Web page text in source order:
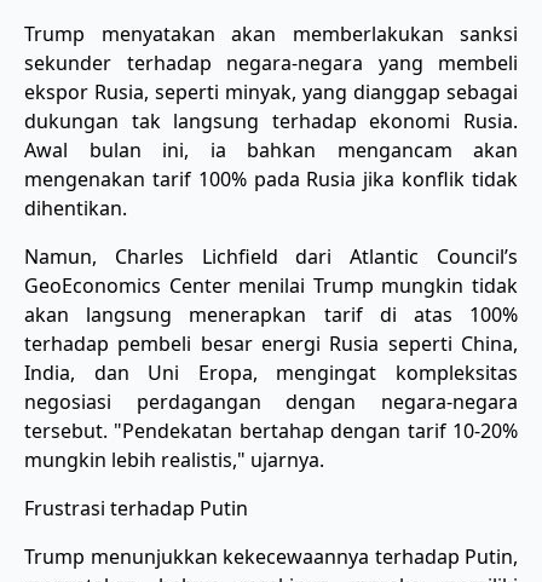
Trump menyatakan akan memberlakukan sanksi
sekunder terhadap negara-negara yang membeli
ekspor Rusia, seperti minyak, yang dianggap sebagai
dukungan tak langsung terhadap ekonomi Rusia.
Awal bulan ini, ia bahkan mengancam akan
mengenakan tarif 100% pada Rusia jika konflik tidak
dihentikan.
Namun, Charles Lichfield dari Atlantic Council’s
GeoEconomics Center menilai Trump mungkin tidak
akan langsung menerapkan tarif di atas 100%
terhadap pembeli besar energi Rusia seperti China,
India, dan Uni Eropa, mengingat kompleksitas
negosiasi perdagangan dengan negara-negara
tersebut. "Pendekatan bertahap dengan tarif 10-20%
mungkin lebih realistis," ujarnya.
Frustrasi terhadap Putin
Trump menunjukkan kekecewaannya terhadap Putin,